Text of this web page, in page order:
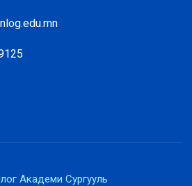
Академи Сургууль